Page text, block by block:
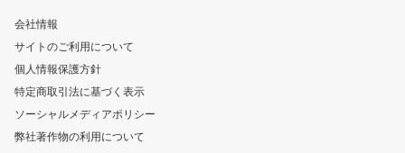
会社情報
サイトのご利用について
個人情報保護方針
特定商取引法に基づく表示
ソーシャルメディアポリシー
弊社著作物の利用について